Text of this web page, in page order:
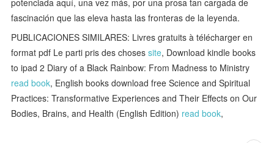
fascinación que las eleva hasta las fronteras de la leyenda.
PUBLICACIONES SIMILARES: Livres gratuits à télécharger en
format pdf Le parti pris des chosessite, Download kindle books
to ipad 2 Diary of a Black Rainbow: From Madness to Ministry
read book, English books download free Science and Spiritual
Practices: Transformative Experiences and Their Effects on Our
Bodies, Brains, and Health (English Edition) read book,